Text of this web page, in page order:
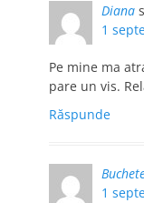
Diana
1
Pe mine ma
pare un vis.
Răspunde
1